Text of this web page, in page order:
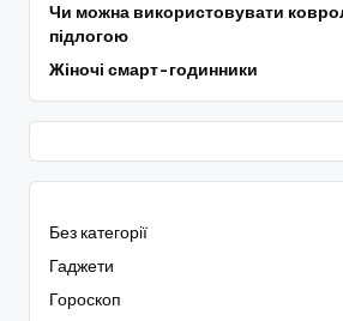
Чи можна використовувати
підлогою
Жіночі смарт-годинники
Без категорії
Гаджети
Гороскоп